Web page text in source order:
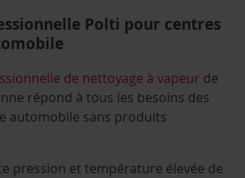
Polti pour centres
de nettoyage à vapeur de
répond à tous les besoins des
automobile sans produits
pression et température élevée de